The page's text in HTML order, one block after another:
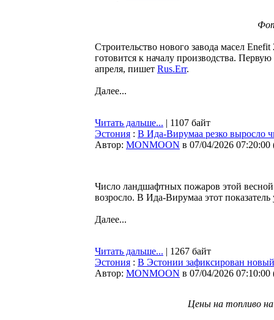
Строительство нового завода масел
готовится к началу производства.
апреля, пишет Rus.Err.
Далее...
Читать дальше... | 1107 байт
Эстония : В Ида-Вирумаа резко выросло
Автор: MONMOON в 07/04/2026 07:20:00
Число ландшафтных пожаров этой
возросло. В Ида-Вирумаа этот
Далее...
Читать дальше... | 1267 байт
Эстония : В Эстонии зафиксирован
Автор: MONMOON в 07/04/2026 07:10:00
Цены на топливо